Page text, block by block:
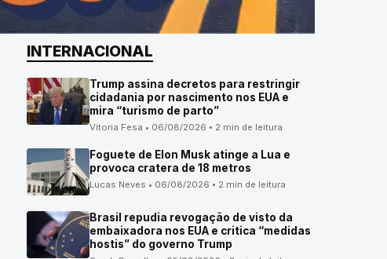
INTERNACIONAL
Trump assina decretos para restringir
cidadania por nascimento nos EUA e
mira “turismo de parto”
Vitoria Fesa • 06/08/2026 • 2 min de leitura
Foguete de Elon Musk atinge a Lua e
provoca cratera de 18 metros
Lucas Neves • 06/08/2026 • 2 min de leitura
Brasil repudia revogação de visto da
embaixadora nos EUA e critica “medidas
hostis” do governo Trump